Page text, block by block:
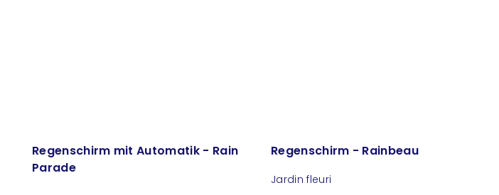
Regenschirm mit Automatik - Rain
Parade
Regenschirm - Rainbeau
Jardin fleuri